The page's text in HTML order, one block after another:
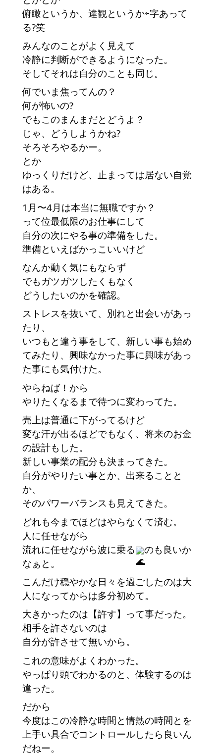
俯瞰というか、達観というか⇦字あって
る?笑
みんなのことがよく見えて
冷静に判断ができるようになった。
そしてそれは自分のことも同じ。
何でいま焦ってんの？
何が怖いの?
でもこのまんまだとどうよ？
じゃ、どうしようかね?
そろそろやるかー。
とか
ゆっくりだけど、止まっては居ない自覚
はある。
1月〜4月は本当に無職ですか？
って位最低限のお仕事にして
自分の次にやる事の準備をした。
準備といえばかっこいいけど
なんか動く気にもならず
でもガツガツしたくもなく
どうしたいのかを確認。
ストレスを抜いて、別れと出会いがあっ
たり、
いつもと違う事をして、新しい事も始め
てみたり、興味なかった事に興味があっ
た事にも気付けた。
やらねば！から
やりたくなるまで待つに変わってた。
売上は普通に下がってるけど
変な汗が出るほどでもなく、将来のお金
の設計もした。
新しい事業の配分も決まってきた。
自分がやりたい事とか、出来ることと
か、
そのパワーバランスも見えてきた。
どれも今までほどはやらなくて済む。
人に任せながら
流れに任せながら波に乗る
のも良いか
なぁと。
こんだけ穏やかな日々を過ごしたのは大
人になってからは多分初めて。
大きかったのは【許す】って事だった。
相手を許さないのは
自分が許させて無いから。
これの意味がよくわかった。
やっぱり頭でわかるのと、体験するのは
違った。
だから
今度はこの冷静な時間と情熱の時間とを
上手い具合でコントロールしたら良いん
だねー。